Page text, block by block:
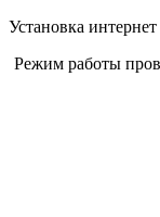
Установка
Режим работы